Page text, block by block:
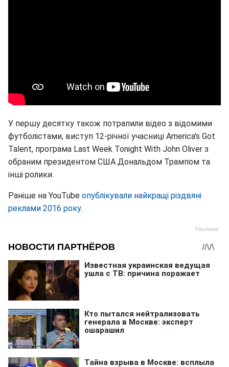
У першу десятку також потрапили відео з відомими
футболістами, виступ 12-річної учасниці America's Got
Talent, програма Last Week Tonight With John Oliver з
обраним президентом США Дональдом Трампом та
інші ролики.
Раніше на YouTube опублікували найкращі різдвяні
реклами 2016 року.